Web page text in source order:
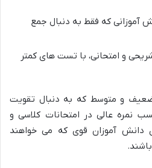
آموزانی که فقط به دنبال جمع
و امتحانی، با تست های کمتر
و متوسط که به دنبال تقویت
نمره عالی در امتحانات کلاسی و
دانش آموزان قوی که می خواهند